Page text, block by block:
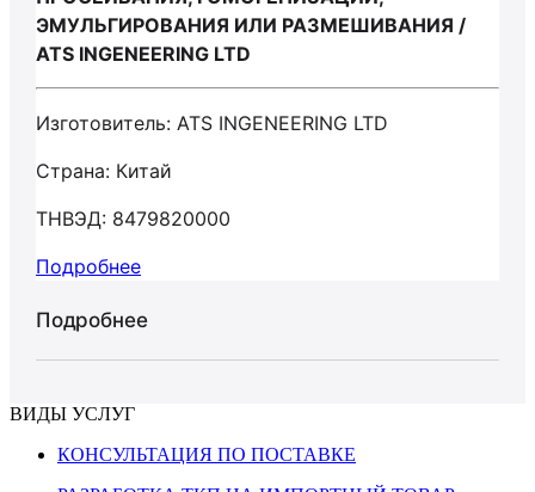
ЭМУЛЬГИРОВАНИЯ ИЛИ РАЗМЕШИВАНИЯ /
ATS INGENEERING LTD
Изготовитель: ATS INGENEERING LTD
Страна: Китай
ТНВЭД: 8479820000
Подробнее
Подробнее
ВИДЫ УСЛУГ
КОНСУЛЬТАЦИЯ ПО ПОСТАВКЕ